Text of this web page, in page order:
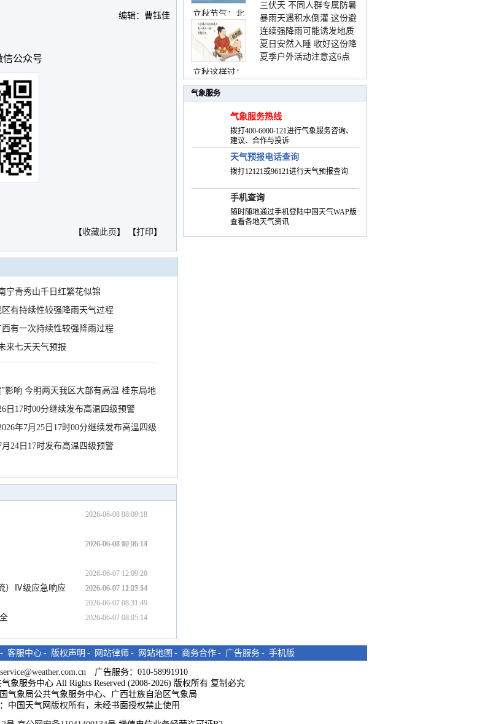
编辑：曹钰佳
信公众号
【收藏此页 】 【打印】
宁青秀山千日红繁花似锦
区有持续性较强降雨天气过程
西有一次持续性较强降雨过程
来七天天气预报
影响 今明两天我区大部有高温 桂东局地
日17时00分继续发布高温四级预警
年7月25日17时00分继续发布高温四级
24日17时发布高温四级预警
2026-06-08 08:09:18
2026-06-08 00:05:14
2026-06-07 12:26:13
2026-06-07 12:09:20
2026-06-07 12:05:14
）Ⅳ级应急响应 2026-06-07 11:27:54
2026-06-07 08:31:49
2026-06-07 08:05:14
立秋节气：北
立秋这样过：
这份攻略请收好
三伏天 不同人群专属防暑
要点请收好
暴雨天遇积水倒灌 这份避
险提示请收好
连续强降雨可能诱发地质
灾害 这些前兆要知道
夏日安然入睡 收好这份降
温小贴士
夏季户外活动注意这6点
气象服务
气象服务热线
拨打400-6000-121进行气象服务咨询、
建议、合作与投诉
天气预报电话查询
拨打12121或96121进行天气预报查询
手机查询
随时随地通过手机登陆中国天气WAP版
查看各地天气资讯
- 客服中心 - 版权声明 - 网站律师 - 网站地图 - 商务合作 - 广告服务 - 手机版
service@weather.com.cn 广告服务：010-58991910
象服务中心 All Rights Reserved (2008-2026) 版权所有 复制必究
气象局公共气象服务中心、广西壮族自治区气象局
中国天气网 版权所有，未经书面授权禁止使用